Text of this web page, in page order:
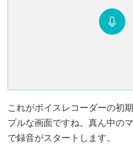
これがボイスレコーダーの初
プルな画面ですね。真ん中の
で録音がスタートします。